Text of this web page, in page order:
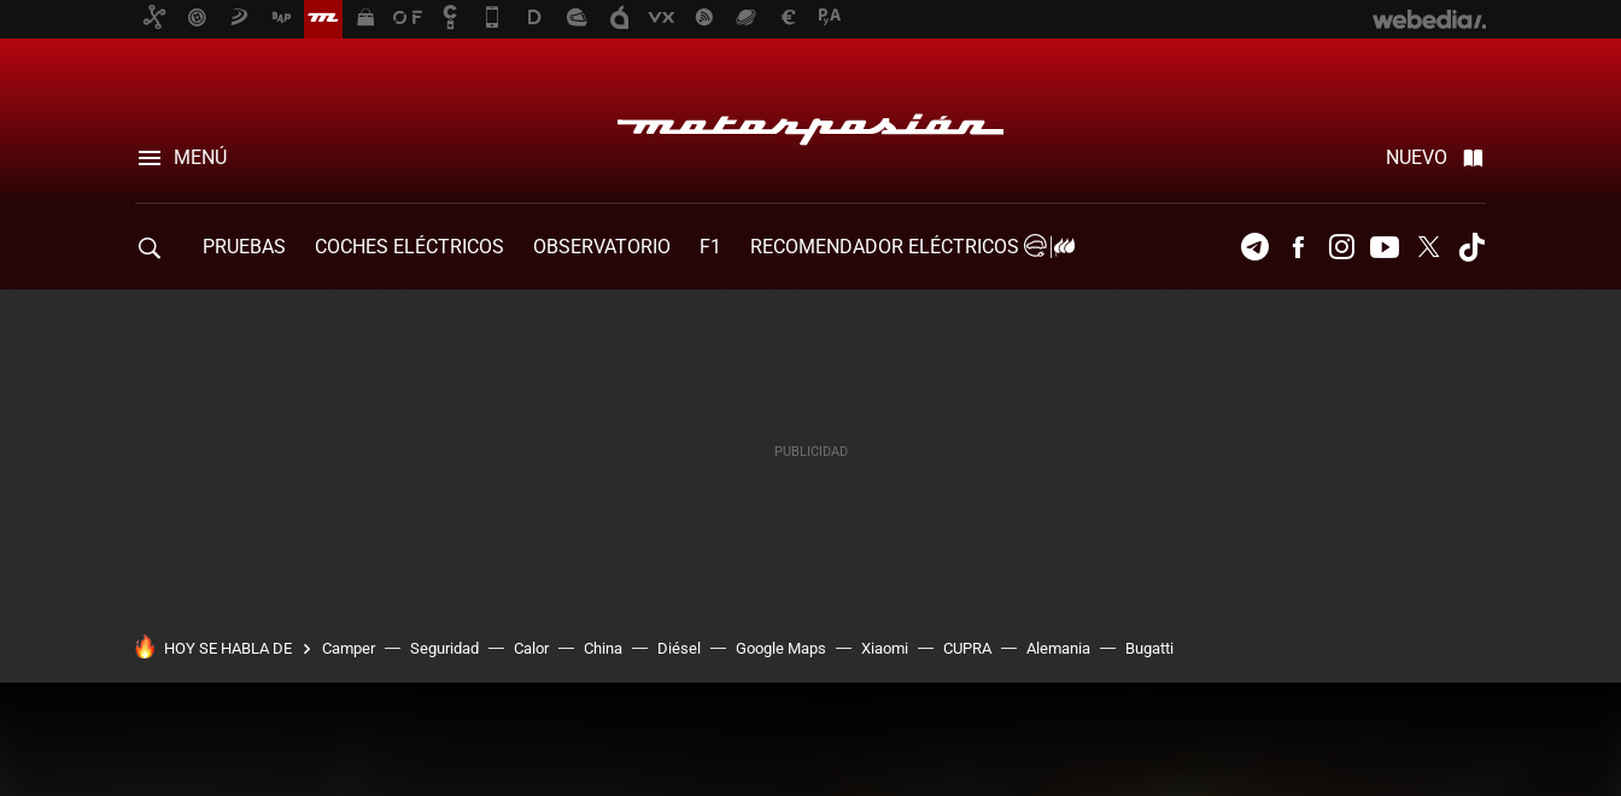
MENÚ NUEVO
PRUEBAS COCHES ELÉCTRICOS OBSERVATORIO F1
RECOMENDADOR ELÉCTRICOS
TelegramFacebookInstagramYoutubeTwitter
HOY SE HABLA DE Camper Seguridad Calor China Diésel Google Maps Xiaomi CUPRA Alemania Bugatti